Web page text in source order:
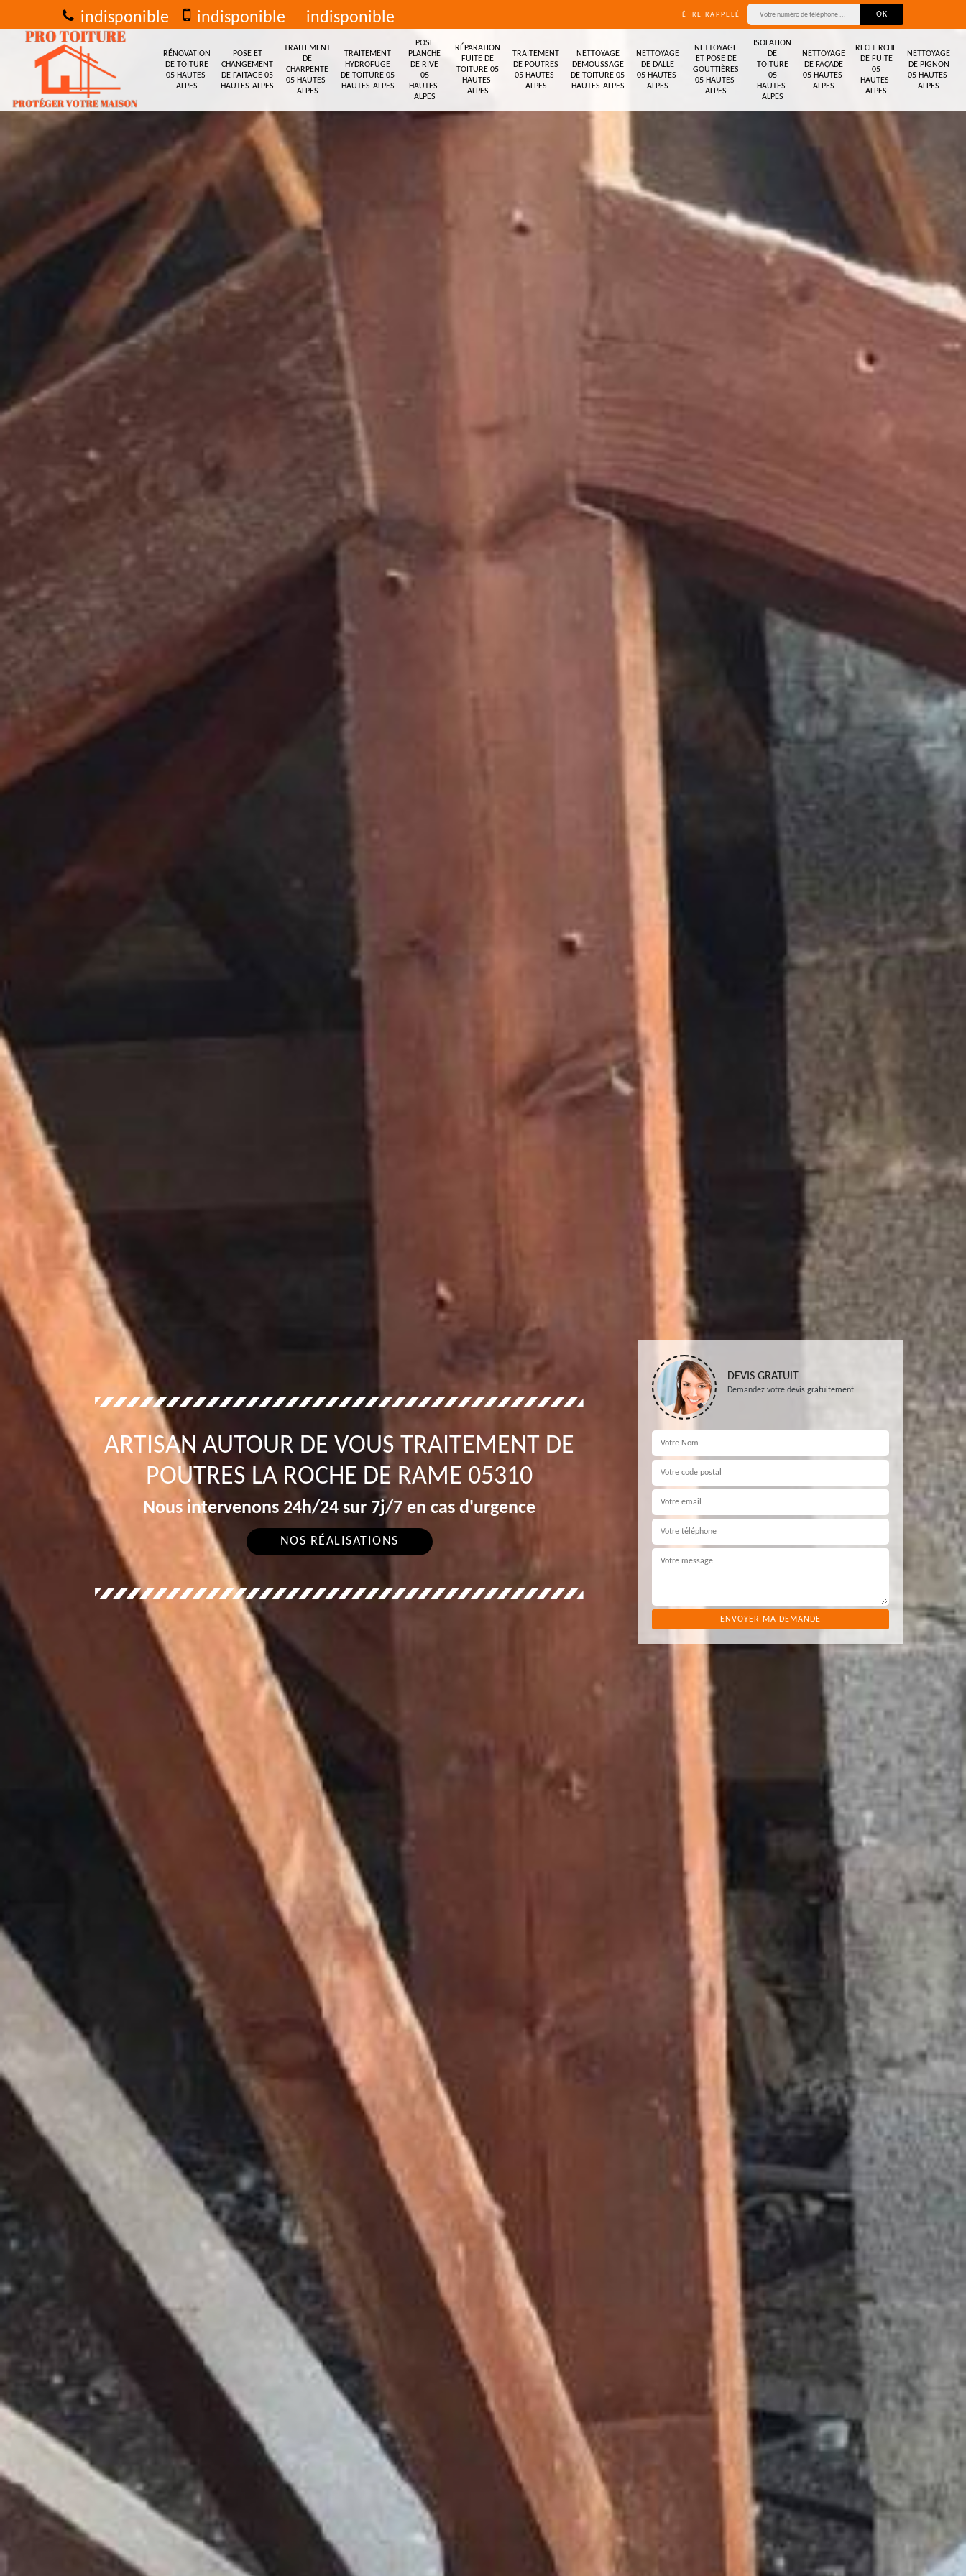
indisponible indisponible indisponible ÊTRE RAPPELÉ
RÉNOVATION
DE TOITURE
05 HAUTES-
ALPES
POSE ET
CHANGEMENT
DE FAITAGE 05
HAUTES-ALPES
TRAITEMENT
DE
CHARPENTE
05 HAUTES-
ALPES
TRAITEMENT
HYDROFUGE
DE TOITURE 05
HAUTES-ALPES
POSE
PLANCHE
DE RIVE
05
HAUTES-
ALPES
RÉPARATION
FUITE DE
TOITURE 05
HAUTES-
ALPES
TRAITEMENT
DE POUTRES
05 HAUTES-
ALPES
NETTOYAGE
DEMOUSSAGE
DE TOITURE 05
HAUTES-ALPES
NETTOYAGE
DE DALLE
05 HAUTES-
ALPES
NETTOYAGE
ET POSE DE
GOUTTIÈRES
05 HAUTES-
ALPES
ISOLATION
DE
TOITURE
05
HAUTES-
ALPES
NETTOYAGE
DE FAÇADE
05 HAUTES-
ALPES
RECHERCHE
DE FUITE
05
HAUTES-
ALPES
NETTOYAGE
DE PIGNON
05 HAUTES-
ALPES
ARTISAN AUTOUR DE VOUS TRAITEMENT DE
POUTRES LA ROCHE DE RAME 05310
Nous intervenons 24h/24 sur 7j/7 en cas d'urgence
NOS RÉALISATIONS
DEVIS GRATUIT
Demandez votre devis gratuitement